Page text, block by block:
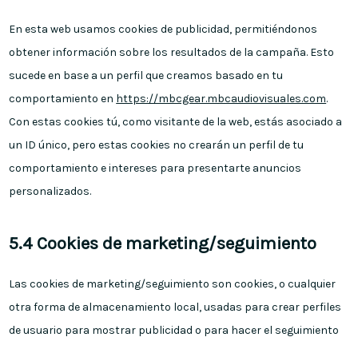
En esta web usamos cookies de publicidad, permitiéndonos
obtener información sobre los resultados de la campaña. Esto
sucede en base a un perfil que creamos basado en tu
comportamiento en https://mbcgear.mbcaudiovisuales.com.
Con estas cookies tú, como visitante de la web, estás asociado a
un ID único, pero estas cookies no crearán un perfil de tu
comportamiento e intereses para presentarte anuncios
personalizados.
5.4 Cookies de marketing/seguimiento
Las cookies de marketing/seguimiento son cookies, o cualquier
otra forma de almacenamiento local, usadas para crear perfiles
de usuario para mostrar publicidad o para hacer el seguimiento